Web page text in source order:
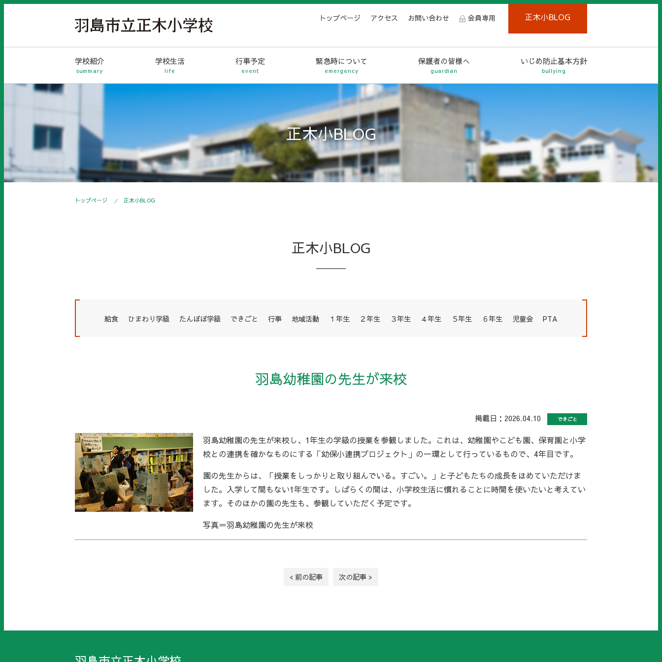
トップページ アクセス お問い合わせ 会員専用 正木小BLOG
学校紹介
summary
学校生活
life
行事予定
event
緊急時について
emergency
保護者の皆様へ
guardian
いじめ防止基本方針
bullying
正木小BLOG
トップページ 正木小BLOG
正木小BLOG
給食 ひまわり学級 たんぽぽ学級 できごと 行事 地域活動 １年生 ２年生 ３年生 ４年生 ５年生 ６年生 児童会 PTA
羽島幼稚園の先生が来校
掲載日：2026.04.10 できごと
羽島幼稚園の先生が来校し、1年生の学級の授業を参観しました。これは、幼稚園やこども園、保育園と小学
校との連携を確かなものにする「幼保小連携プロジェクト」の一環として行っているもので、4年目です。
園の先生からは、「授業をしっかりと取り組んでいる。すごい。」と子どもたちの成長をほめていただけま
した。入学して間もない1年生です。しばらくの間は、小学校生活に慣れることに時間を使いたいと考えてい
ます。そのほかの園の先生も、参観していただく予定です。
写真＝羽島幼稚園の先生が来校
< 前の記事 次の記事 >